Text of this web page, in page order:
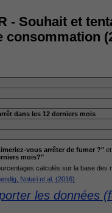
- Souhait et
consommation
dans les 12 derniers mois
vous arrêter de fumer ?"
mois?"
calculés sur la base des
Notari et al. (2016)
les données